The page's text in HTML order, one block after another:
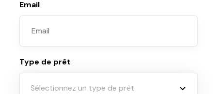
Email
Type de prêt
Sélectionnez un type de prêt